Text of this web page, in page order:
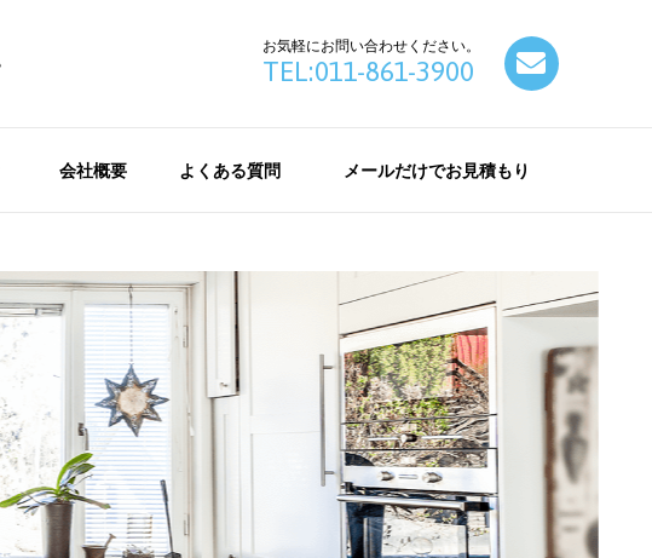
お気軽にお問い合わせください。
TEL:011-861-3900
会社概要 よくある質問 メールだけでお見積もり